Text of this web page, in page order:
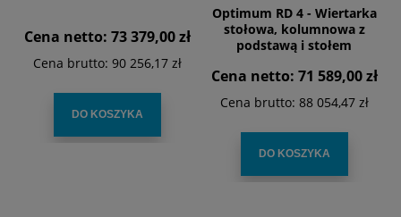
Cena netto: 73 379,00 zł
Cena brutto: 90 256,17 zł
DO KOSZYKA
Optimum RD 4 - Wiertarka
stołowa, kolumnowa z
podstawą i stołem
Cena netto: 71 589,00 zł
Cena brutto: 88 054,47 zł
DO KOSZYKA